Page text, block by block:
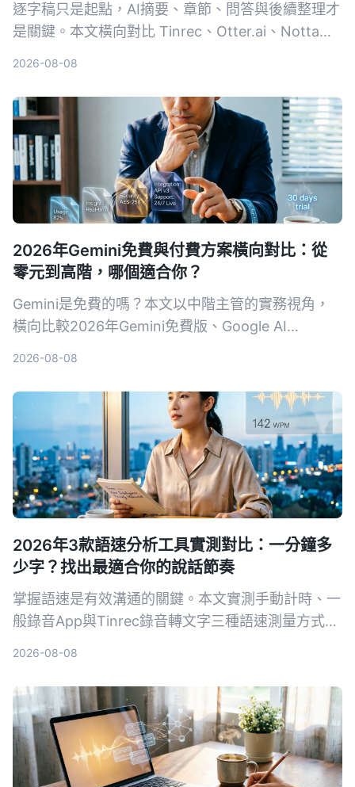
逐字稿只是起點，AI摘要、章節、問答與後續整理才
是關鍵。本文橫向對比 Tinrec、Otter.ai、Notta、
2026-08-08
2026年Gemini免費與付費方案橫向對比：從
零元到高階，哪個適合你？
Gemini是免費的嗎？本文以中階主管的實務視角，
橫向比較2026年Gemini免費版、Google AI
你算清楚免費版夠不夠用、什麼情況下該升級，並附
上30天免費體驗企業版的管道。
2026-08-08
2026年3款語速分析工具實測對比：一分鐘多
少字？找出最適合你的說話節奏
掌握語速是有效溝通的關鍵。本文實測手動計時、一
般錄音App與Tinrec錄音轉文字三種語速測量方式，
2026-08-08